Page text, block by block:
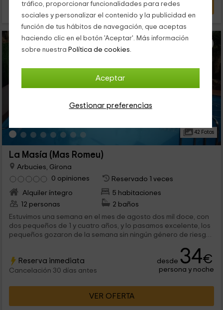
tráfico, proporcionar funcionalidades para redes
sociales y personalizar el contenido y la publicidad en
función de tus hábitos de navegación, que aceptas
haciendo clic en el botón 'Aceptar'. Más información
sobre nuestra Política de cookies.
Aceptar
Gestionar preferencias
VER OFERTA
42 Fotos
La Masía (Mas Romeu)
Arbucies, Girona
0 opiniones
Reservado 1 veces
Alquiler íntegro
5 habitaciones
12 personas
2 baños
Estuvimos una semana en el mes de agosto dos mil doce, con
dos pequeños de 1 y cuatro años, y lo pasamos excelente, los
pequeños gozaron de la semana sin ningún género de riesgo
absolutamente aconsejable para gozar de la naturaleza y
que los pequeños se lo pasen a lo grande!!! La familia que
dirige la casa son de lo pero agradable, dieron un camino en
todavía habla!
Reserva inmediata
Cancelación 30 días antes
desde 34€
persona y noche
VER OFERTA